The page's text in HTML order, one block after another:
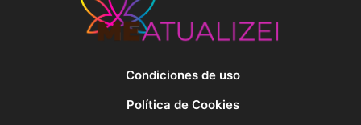
Condiciones de uso
Política de Cookies